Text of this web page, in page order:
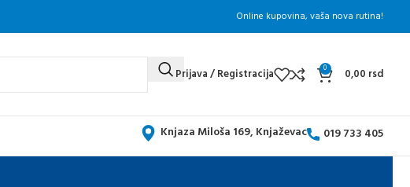
Online kupovina, vaša nova rutina!
Prijava / Registracija 0 0,00 rsd
Knjaza Miloša 169, Knjaževac 019 733 405